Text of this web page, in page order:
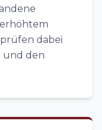
dabei
und den